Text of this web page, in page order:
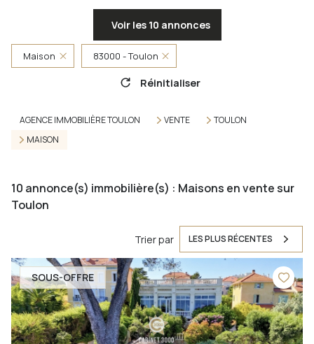
Voir les 10 annonces
Maison 83000 - Toulon
Réinitialiser
AGENCE IMMOBILIÈRE TOULON VENTE
TOULON
MAISON
10 annonce(s) immobilière(s) : Maisons en vente sur
Toulon
Trier par LES PLUS RÉCENTES
SOUS-OFFRE